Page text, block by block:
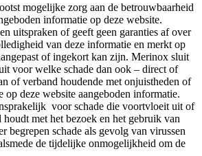
mogelijke zorg aan de betrouwbaarheid
informatie op deze website.
uitspraken of geeft geen garanties af over
van deze informatie en merkt op
of ingekort kan zijn. Merinox sluit
voor welke schade dan ook – direct of
of verband houdende met onjuistheden of
op deze website aangeboden informatie.
voor schade die voortvloeit uit of
met het bezoek en het gebruik van
begrepen schade als gevolg van virussen
de tijdelijke onmogelijkheid om de